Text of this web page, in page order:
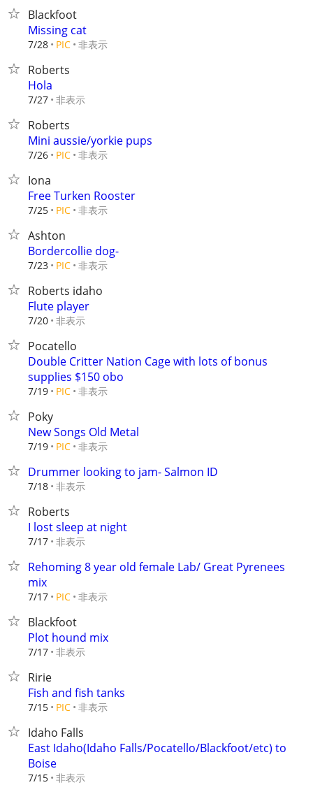
Blackfoot
Missing cat
7/28 PIC 非表示
Roberts
Hola
7/27 非表示
Roberts
Mini aussie/yorkie pups
7/26 PIC 非表示
Iona
Free Turken Rooster
7/25 PIC 非表示
Ashton
Bordercollie dog-
7/23 PIC 非表示
Roberts idaho
Flute player
7/20 非表示
Pocatello
Double Critter Nation Cage with lots of bonus
supplies $150 obo
7/19 PIC 非表示
Poky
New Songs Old Metal
7/19 PIC 非表示
Drummer looking to jam- Salmon ID
7/18 非表示
Roberts
I lost sleep at night
7/17 非表示
Rehoming 8 year old female Lab/ Great Pyrenees
mix
7/17 PIC 非表示
Blackfoot
Plot hound mix
7/17 非表示
Ririe
Fish and fish tanks
7/15 PIC 非表示
Idaho Falls
East Idaho(Idaho Falls/Pocatello/Blackfoot/etc) to
Boise
7/15 非表示